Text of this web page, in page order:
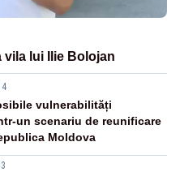
vila lui Ilie Bolojan
vulnerabilități
un scenariu de reunificare
Moldova